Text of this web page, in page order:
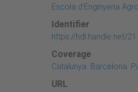
Escola d'Enginyeria
Identifier
https://hdl.handle.net/
Coverage
Catalunya. Barcelona.
URL